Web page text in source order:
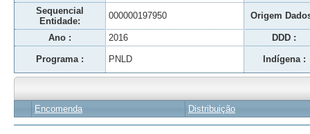
Sequencial
Entidade:
000000197950 Origem
Ano : 2016 DDD :
Programa : PNLD Indígena :
Encomenda Distribuição